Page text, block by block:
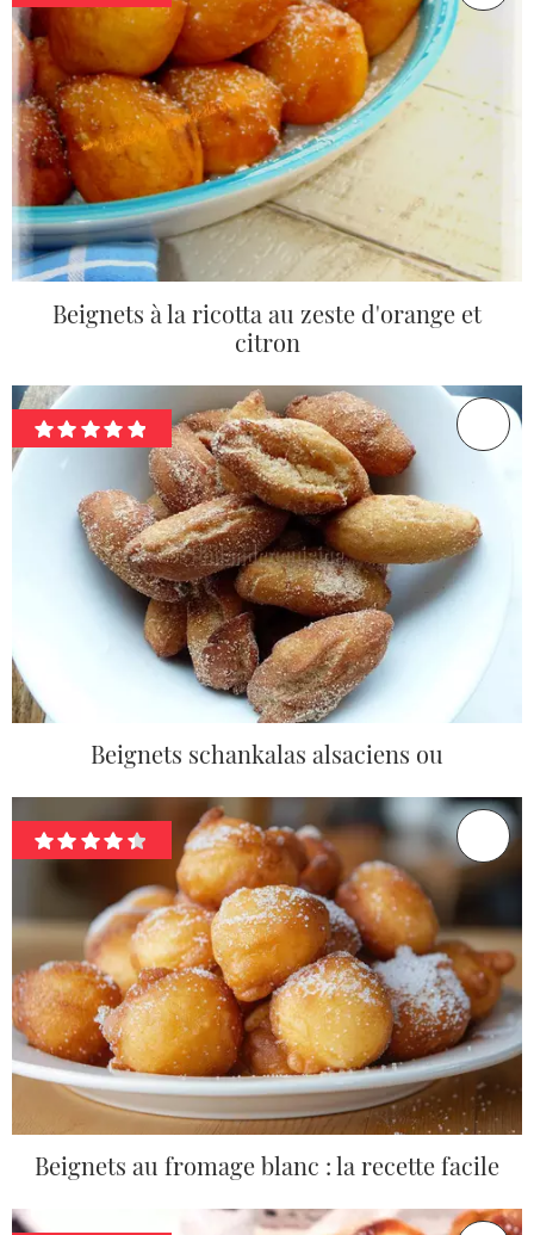
Beignets à la ricotta au zeste d'orange et
citron
Beignets schankalas alsaciens ou
Beignets au fromage blanc : la recette facile